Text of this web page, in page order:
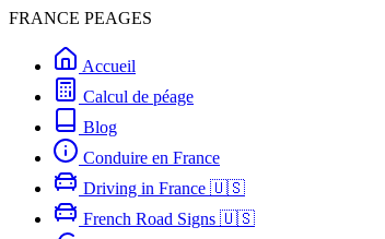
FRANCE PEAGES
Accueil
Calcul de péage
Blog
Conduire en France
Driving in France 🇺🇸
French Road Signs 🇺🇸